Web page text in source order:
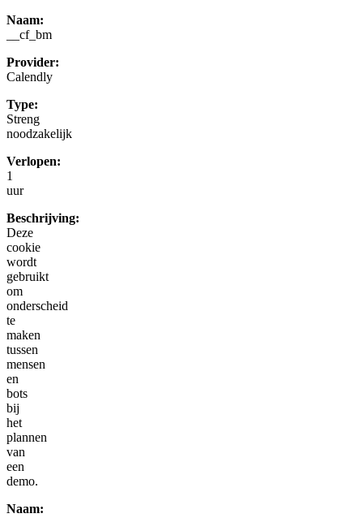
Naam:
__cf_bm
Provider:
Calendly
Type:
Streng
noodzakelijk
Verlopen:
1
uur
Beschrijving:
Deze
cookie
wordt
gebruikt
om
onderscheid
te
maken
tussen
mensen
en
bots
bij
het
plannen
van
een
demo.
Naam: